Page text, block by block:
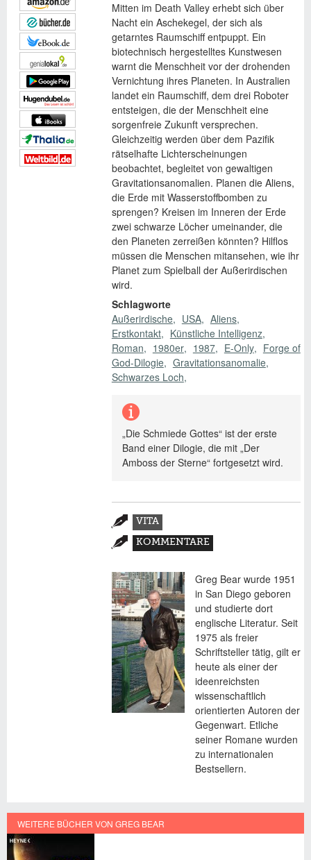
Mitten im Death Valley erhebt sich über
Nacht ein Aschekegel, der sich als
getarntes Raumschiff entpuppt. Ein
biotechnisch hergestelltes Kunstwesen
warnt die Menschheit vor der drohenden
Vernichtung ihres Planeten. In Australien
landet ein Raumschiff, dem drei Roboter
entsteigen, die der Menschheit eine
sorgenfreie Zukunft versprechen.
Gleichzeitig werden über dem Pazifik
rätselhafte Lichterscheinungen
beobachtet, begleitet von gewaltigen
Gravitationsanomalien. Planen die Aliens,
die Erde mit Wasserstoffbomben zu
sprengen? Kreisen im Inneren der Erde
zwei schwarze Löcher umeinander, die
den Planeten zerreißen könnten? Hilflos
müssen die Menschen mitansehen, wie ihr
Planet zum Spielball der Außerirdischen
wird.
Schlagworte
Außerirdische
USA
Aliens
Erstkontakt
Künstliche Intelligenz
Roman
1980er 1987 E-Only
Forge of
God-Dilogie
Gravitationsanomalie
Schwarzes Loch
„Die Schmiede Gottes“ ist der erste
Band einer Dilogie, die mit „Der
Amboss der Sterne“ fortgesetzt wird.
Zusatzmaterial
VITA
(AKTIVER
REITER)
KOMMENTARE
Greg Bear wurde 1951
in San Diego geboren
und studierte dort
englische Literatur. Seit
1975 als freier
Schriftsteller tätig, gilt er
heute als einer der
ideenreichsten
wissenschaftlich
orientierten Autoren der
Gegenwart. Etliche
seiner Romane wurden
zu internationalen
Bestsellern.
WEITERE BÜCHER VON GREG BEAR